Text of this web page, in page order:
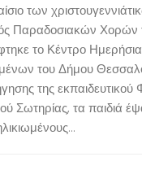
των
Παραδοσιακών Χορών
το Κέντρο
του Δήμου
της
Σωτηρίας, τα παιδιά